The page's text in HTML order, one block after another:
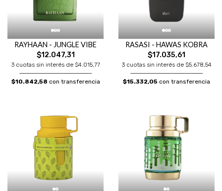
RAYHAAN - JUNGLE VIBE
$12.047,31
3 cuotas sin interés de $4.015,77
$10.842,58 con transferencia
RASASI - HAWAS KOBRA
$17.035,61
3 cuotas sin interés de $5.678,54
$15.332,05 con transferencia